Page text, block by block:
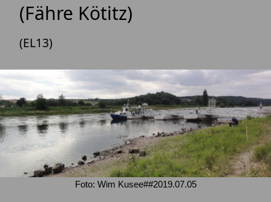
(Fähre Kötitz)
(EL13)
Foto: Wim Kusee##2019.07.05